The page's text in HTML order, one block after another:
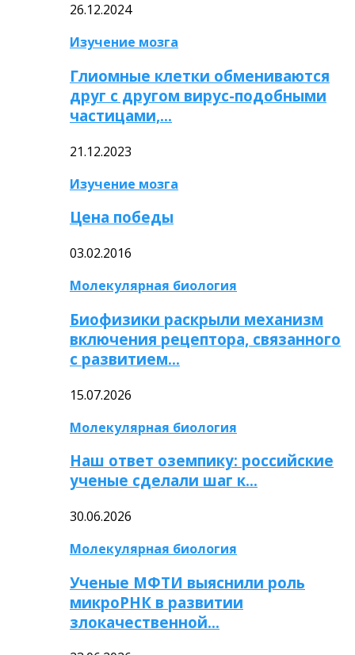
26.12.2024
Изучение мозга
Глиомные клетки обмениваются
друг с другом вирус-подобными
частицами,…
21.12.2023
Изучение мозга
Цена победы
03.02.2016
Молекулярная биология
Биофизики раскрыли механизм
включения рецептора, связанного
с развитием…
15.07.2026
Молекулярная биология
Наш ответ оземпику: российские
ученые сделали шаг к…
30.06.2026
Молекулярная биология
Ученые МФТИ выяснили роль
микроРНК в развитии
злокачественной…